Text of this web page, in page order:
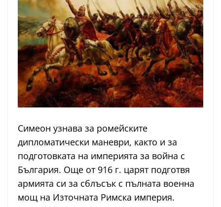
Симеон узнава за ромейските
дипломатически маневри, както и за
подготовката на империята за война с
България. Още от 916 г. царят подготвя
армията си за сблъсък с пълната военна
мощ на Източната Римска империя.